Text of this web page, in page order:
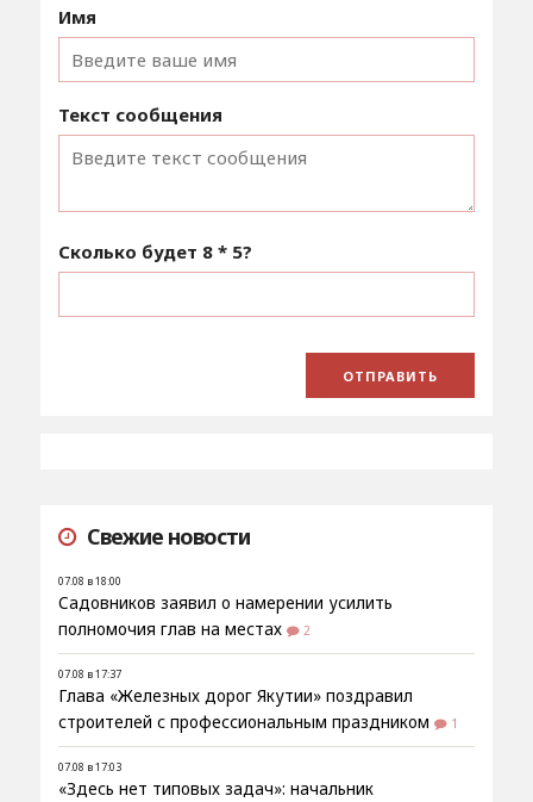
Имя
Текст сообщения
Сколько будет 8 * 5?
Свежие новости
07.08 в 18:00
Садовников заявил о намерении усилить
полномочия глав на местах
2
07.08 в 17:37
Глава «Железных дорог Якутии» поздравил
строителей с профессиональным праздником
1
07.08 в 17:03
«Здесь нет типовых задач»: начальник